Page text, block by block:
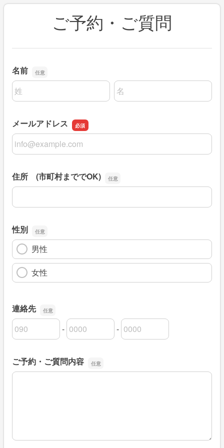
ご予約・ご質問
名前
名前の姓
名前の名
メールアドレス
メールアドレス
住所 (市町村まででOK)
住所 (市町村まででOK)
性別
男性
女性
連絡先
連絡先の市外局番
-
連絡先の市内局番 -
連絡先の加入者番号
ご予約・ご質問内容
ご予約・ご質問内容